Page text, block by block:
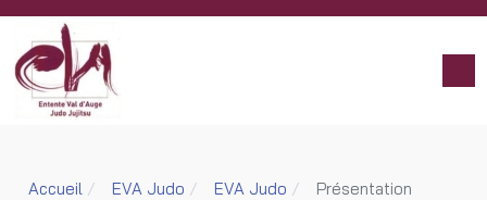
Accueil EVA Judo EVA Judo Présentation